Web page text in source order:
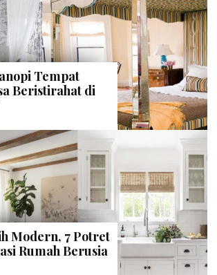
Tempat
Beristirahat di
Modern, 7 Potret
Rumah Berusia